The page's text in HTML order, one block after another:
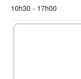
10h30 - 17h00